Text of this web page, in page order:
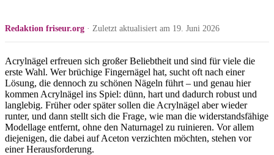
Redaktion friseur.org · Zuletzt aktualisiert am 19. Juni 2026
Acrylnägel erfreuen sich großer Beliebtheit und sind für viele die
erste Wahl. Wer brüchige Fingernägel hat, sucht oft nach einer
Lösung, die dennoch zu schönen Nägeln führt – und genau hier
kommen Acrylnägel ins Spiel: dünn, hart und dadurch robust und
langlebig. Früher oder später sollen die Acrylnägel aber wieder
runter, und dann stellt sich die Frage, wie man die widerstandsfähige
Modellage entfernt, ohne den Naturnagel zu ruinieren. Vor allem
diejenigen, die dabei auf Aceton verzichten möchten, stehen vor
einer Herausforderung.